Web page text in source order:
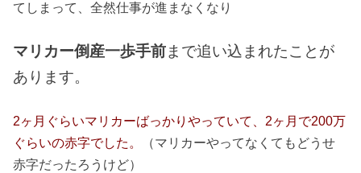
てしまって、全然仕事が進まなくなり
マリカー倒産一歩手前まで追い込まれたことが
あります。
2ヶ月ぐらいマリカーばっかりやっていて、2ヶ月で200万
ぐらいの赤字でした。
（マリカーやってなくてもどうせ
赤字だったろうけど）